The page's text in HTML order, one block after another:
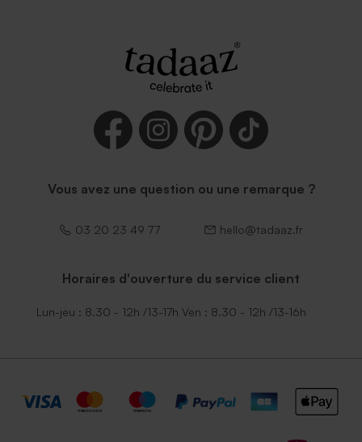
Vous avez une question ou une remarque ?
03 20 23 49 77 hello@tadaaz.fr
Horaires d'ouverture du service client
Lun-jeu : 8.30 - 12h /13-17h Ven : 8.30 - 12h /13-16h